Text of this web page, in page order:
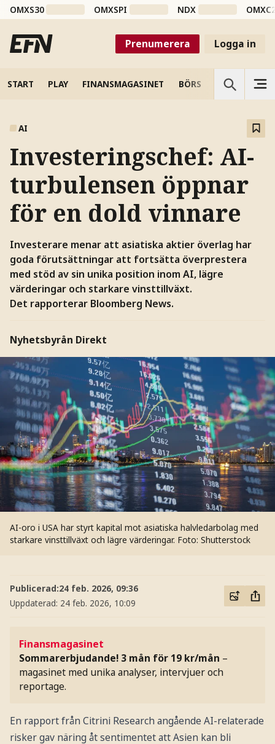
OMXS30 OMXSPI NDX
Prenumerera Logga in
START PLAY FINANSMAGASINET BÖRS VETENSKAP
AI
Investeringschef: AI-
turbulensen öppnar
för en dold vinnare
Investerare menar att asiatiska aktier överlag har
goda förutsättningar att fortsätta överprestera
med stöd av sin unika position inom AI, lägre
värderingar och starkare vinsttillväxt.
Det rapporterar Bloomberg News.
Nyhetsbyrån Direkt
AI-oro i USA har styrt kapital mot asiatiska halvledarbolag med
starkare vinsttillväxt och lägre värderingar. Foto: Shutterstock
Publicerad:24 feb. 2026, 09:36
Uppdaterad: 24 feb. 2026, 10:09
Finansmagasinet
Sommarerbjudande! 3 mån för 19 kr/mån –
magasinet med unika analyser, intervjuer och
reportage.
En rapport från Citrini Research angående AI-relaterade
risker gav näring åt sentimentet att Asien kan bli